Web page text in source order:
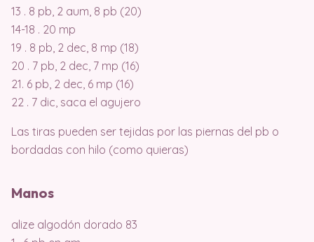
13 . 8 pb, 2 aum, 8 pb (20)
14-18 . 20 mp
19 . 8 pb, 2 dec, 8 mp (18)
20 . 7 pb, 2 dec, 7 mp (16)
21. 6 pb, 2 dec, 6 mp (16)
22 . 7 dic, saca el agujero
Las tiras pueden ser tejidas por las piernas del pb o
bordadas con hilo (como quieras)
Manos
alize algodón dorado 83